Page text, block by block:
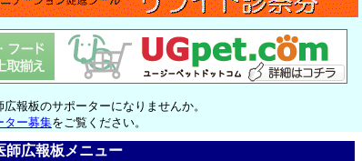
報板のサポーターになりませんか。
ター募集をご覧ください。
広報板メニュー